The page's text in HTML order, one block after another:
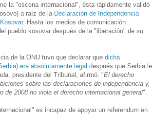
la "escena internacional", ésta rápidamente validó
a raíz de la Declaración de Independencia
. Hasta los medios de comunicación
pueblo kosovar después de la "liberación" de su
de la ONU tuvo que declarar que dicha
era absolutamente legal después que Serbia le
presidente del Tribunal, afirmó: "El derecho
sobre las declaraciones de independencia y,
de 2008 no viola el derecho internacional general".
es incapaz de apoyar un referendum en